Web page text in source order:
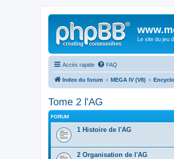
Le site du jeu
Accès rapide FAQ
Index du forum MEGA IV (V8)
Tome 2 l'AG
FORUM
1 Histoire de l'AG
2 Organisation de l'AG